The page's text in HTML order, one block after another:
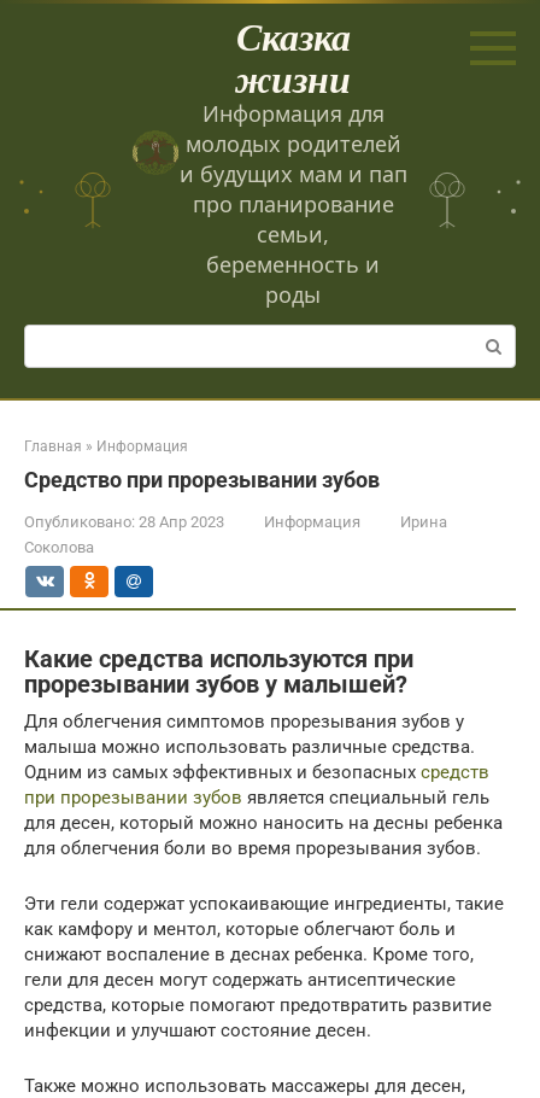
Сказка
жизни
Информация для
молодых родителей
и будущих мам и пап
про планирование
семьи,
беременность и
роды
Поиск:
Главная » Информация
Средство при прорезывании зубов
Опубликовано: 28 Апр 2023 Информация
Ирина
Соколова
Какие средства используются при
прорезывании зубов у малышей?
Для облегчения симптомов прорезывания зубов у
малыша можно использовать различные средства.
Одним из самых эффективных и безопасных средств
при прорезывании зубов является специальный гель
для десен, который можно наносить на десны ребенка
для облегчения боли во время прорезывания зубов.
Эти гели содержат успокаивающие ингредиенты, такие
как камфору и ментол, которые облегчают боль и
снижают воспаление в деснах ребенка. Кроме того,
гели для десен могут содержать антисептические
средства, которые помогают предотвратить развитие
инфекции и улучшают состояние десен.
Также можно использовать массажеры для десен,